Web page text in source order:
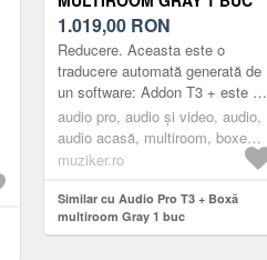
1.019,00 RON
Reducere. Aceasta este o
traducere automată generată de
un software: Addon T3 + este un
difuzor mic cu funcționare
simplă, design elegant, dinamică
uimitoare...
audio pro, audio și video, audio,
audio acasă, multiroom, boxe
multiroom, grey
muziker.ro
Similar cu Audio Pro T3 + Boxă
multiroom Gray 1 buc